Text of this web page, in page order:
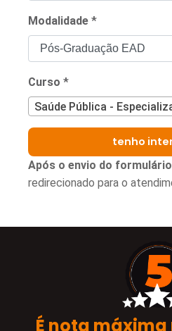
Modalidade*
Curso*
Saúde Pública -
tenho
Após o envio do
redirecionado para o
É nota máxima